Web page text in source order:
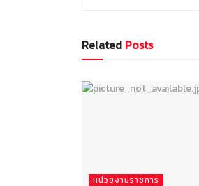
Related Posts
หน่วยงานราชการ